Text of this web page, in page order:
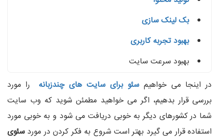
بک لینک سازی
بهبود تجربه کاربری
بهبود سرعت سایت
در اینجا می خواهیم سئو برای سایت های چندزبانه
را مورد
بررسی قرار بدهیم، اگر می خواهید مطمئن شوید که وب سایت
شما در کشورهای دیگر به خوبی دریافت می شود و به خوبی مورد
استفاده قرار می گیرد بهتر است شروع به فکر کردن در موردسئوی